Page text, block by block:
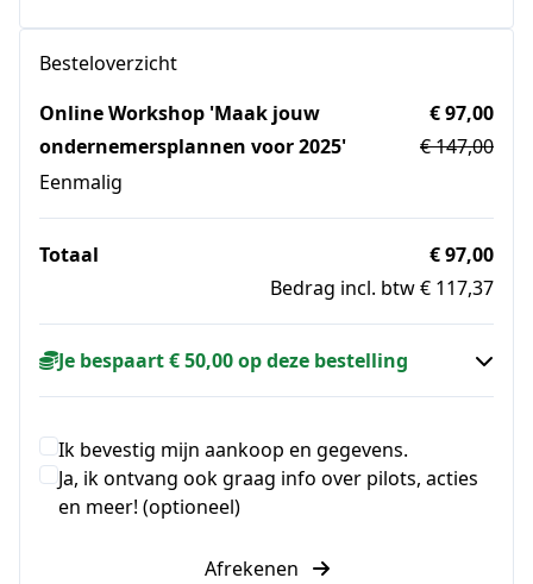
Besteloverzicht
Online Workshop 'Maak jouw
ondernemersplannen voor 2025'
Eenmalig
€ 97,00
€ 147,00
Totaal
€ 97,00
Bedrag incl. btw € 117,37
Je bespaart € 50,00 op deze bestelling
Ik bevestig mijn aankoop en gegevens.
Ja, ik ontvang ook graag info over pilots, acties
en meer! (optioneel)
Afrekenen